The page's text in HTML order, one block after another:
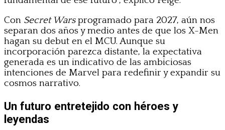
Con Secret Warsprogramado para 2027, aún nos
separan dos años y medio antes de que los X-Men
hagan su debut en el MCU. Aunque su
incorporación parezca distante, la expectativa
generada es un indicativo de las ambiciosas
intenciones de Marvel para redefinir y expandir su
cosmos narrativo.
Un futuro entretejido con héroes y
leyendas